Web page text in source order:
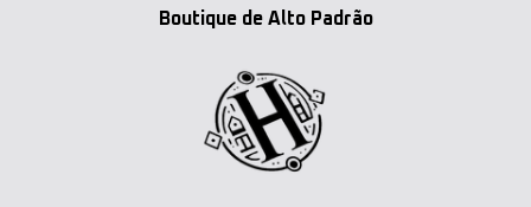
Boutique de Alto Padrão